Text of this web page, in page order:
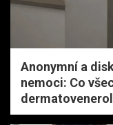
Anonymní a
nemoci: Co